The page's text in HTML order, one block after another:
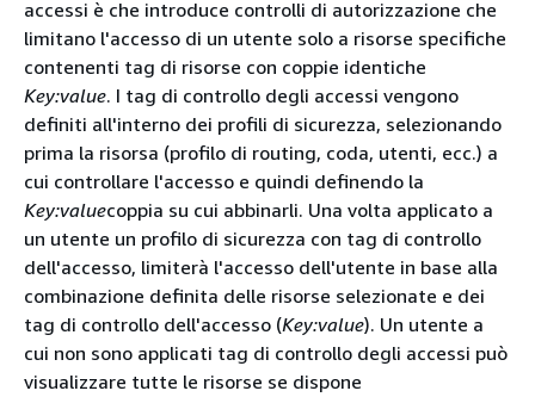
accessi è che introduce controlli di autorizzazione che
limitano l'accesso di un utente solo a risorse specifiche
contenenti tag di risorse con coppie identiche
Key:value. I tag di controllo degli accessi vengono
definiti all'interno dei profili di sicurezza, selezionando
prima la risorsa (profilo di routing, coda, utenti, ecc.) a
cui controllare l'accesso e quindi definendo la
Key:valuecoppia su cui abbinarli. Una volta applicato a
un utente un profilo di sicurezza con tag di controllo
dell'accesso, limiterà l'accesso dell'utente in base alla
combinazione definita delle risorse selezionate e dei
tag di controllo dell'accesso (Key:value). Un utente a
cui non sono applicati tag di controllo degli accessi può
visualizzare tutte le risorse se dispone